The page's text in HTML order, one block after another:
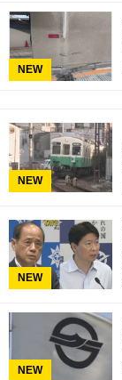
NEW
NEW
NEW
NEW